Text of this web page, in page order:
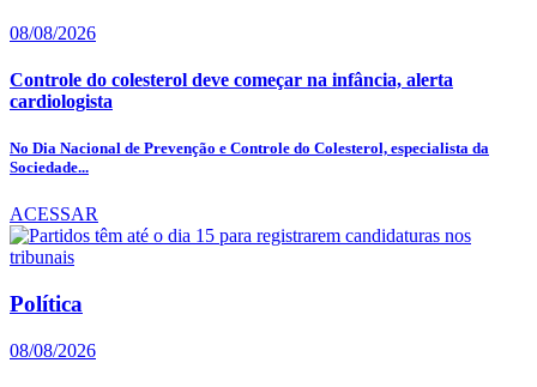
08/08/2026
Controle do colesterol deve começar na infância, alerta
cardiologista
No Dia Nacional de Prevenção e Controle do Colesterol, especialista da
Sociedade...
ACESSAR
Política
08/08/2026